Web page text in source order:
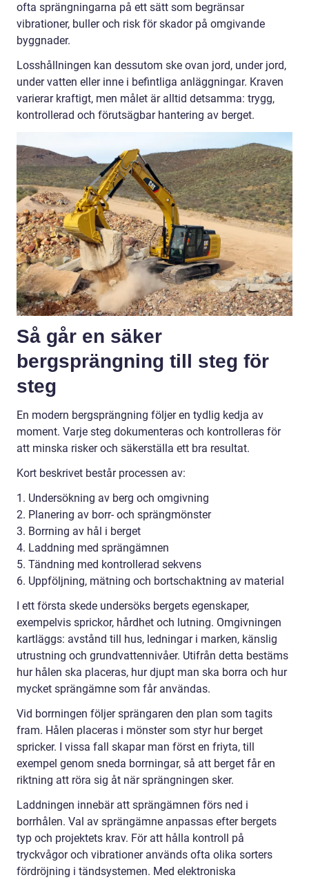
ofta sprängningarna på ett sätt som begränsar
vibrationer, buller och risk för skador på omgivande
byggnader.
Losshållningen kan dessutom ske ovan jord, under jord,
under vatten eller inne i befintliga anläggningar. Kraven
varierar kraftigt, men målet är alltid detsamma: trygg,
kontrollerad och förutsägbar hantering av berget.
Så går en säker
bergsprängning till steg för
steg
En modern bergsprängning följer en tydlig kedja av
moment. Varje steg dokumenteras och kontrolleras för
att minska risker och säkerställa ett bra resultat.
Kort beskrivet består processen av:
1. Undersökning av berg och omgivning
2. Planering av borr- och sprängmönster
3. Borrning av hål i berget
4. Laddning med sprängämnen
5. Tändning med kontrollerad sekvens
6. Uppföljning, mätning och bortschaktning av material
I ett första skede undersöks bergets egenskaper,
exempelvis sprickor, hårdhet och lutning. Omgivningen
kartläggs: avstånd till hus, ledningar i marken, känslig
utrustning och grundvattennivåer. Utifrån detta bestäms
hur hålen ska placeras, hur djupt man ska borra och hur
mycket sprängämne som får användas.
Vid borrningen följer sprängaren den plan som tagits
fram. Hålen placeras i mönster som styr hur berget
spricker. I vissa fall skapar man först en friyta, till
exempel genom sneda borrningar, så att berget får en
riktning att röra sig åt när sprängningen sker.
Laddningen innebär att sprängämnen förs ned i
borrhålen. Val av sprängämne anpassas efter bergets
typ och projektets krav. För att hålla kontroll på
tryckvågor och vibrationer används ofta olika sorters
fördröjning i tändsystemen. Med elektroniska